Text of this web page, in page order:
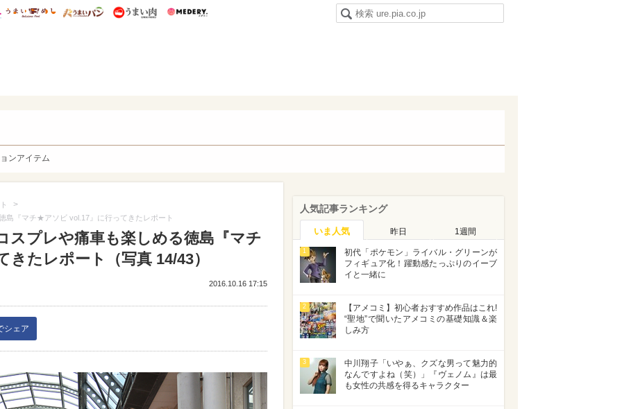
研 ディズニー特集
mimot. うまいめし うまいパン うまい肉
ンアイテム
>
島『マチ★アソビ vol.17』に行ってきたレポート
スプレや痛車も楽しめる徳島『マチ
たレポート（写真 14/43）
2016.10.16 17:15
シェア
人気記事ランキング
いま人気 昨日 1週間
1
初代「ポケモン」ライバル・グリーンが
フィギュア化！躍動感たっぷりのイーブ
イと一緒に
2
【アメコミ】初心者おすすめ作品はこれ!
“聖地”で聞いたアメコミの基礎知識＆楽
しみ方
3
中川翔子「いやぁ、クズな男って魅力的
なんですよね（笑）」『ヴェノム』は最
も女性の共感を得るキャラクター